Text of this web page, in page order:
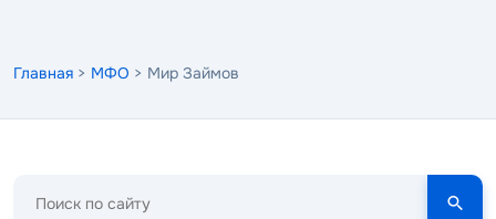
Главная > МФО > Мир Займов